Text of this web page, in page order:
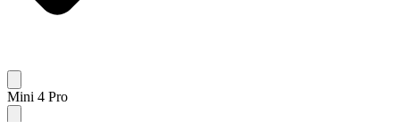
Mini 4 Pro